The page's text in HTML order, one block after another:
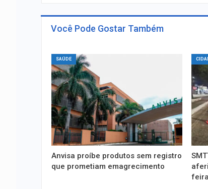
Você Pode Gostar Também
SAÚDE
Anvisa proíbe produtos sem registro
que prometiam emagrecimento
feira